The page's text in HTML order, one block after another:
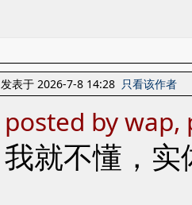
发表于 2026-7-8 14:28 只看该作者
posted by
我就不懂，